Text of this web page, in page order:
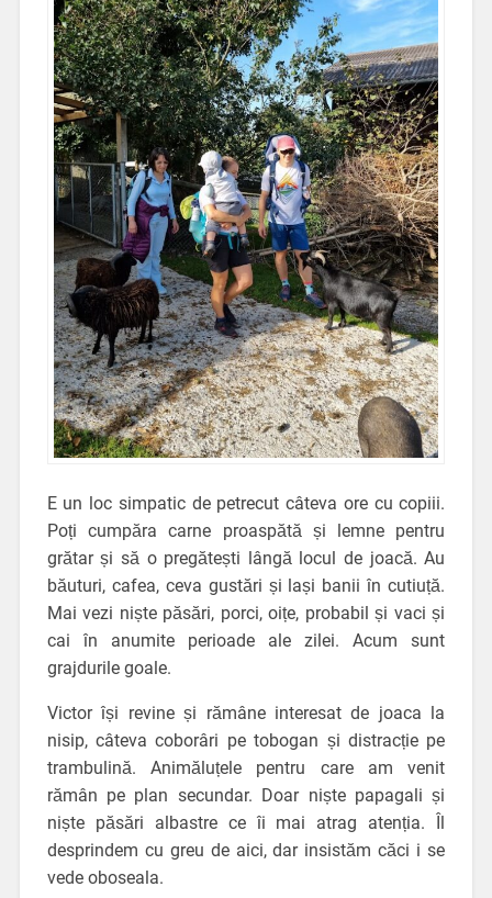
E un loc simpatic de petrecut câteva ore cu copiii.
Poți cumpăra carne proaspătă și lemne pentru
grătar și să o pregătești lângă locul de joacă. Au
băuturi, cafea, ceva gustări și lași banii în cutiuță.
Mai vezi niște păsări, porci, oițe, probabil și vaci și
cai în anumite perioade ale zilei. Acum sunt
grajdurile goale.
Victor își revine și rămâne interesat de joaca la
nisip, câteva coborâri pe tobogan și distracție pe
trambulină. Animăluțele pentru care am venit
rămân pe plan secundar. Doar niște papagali și
niște păsări albastre ce îi mai atrag atenția. Îl
desprindem cu greu de aici, dar insistăm căci i se
vede oboseala.